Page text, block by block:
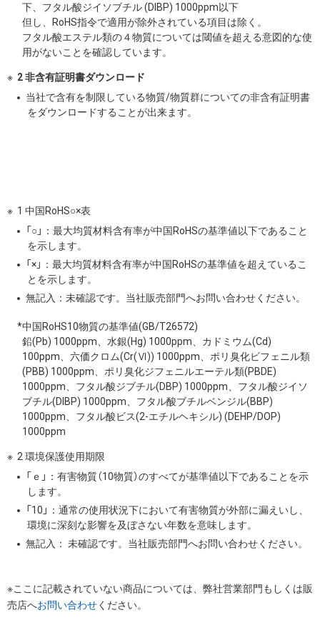
下、フタル酸ジイソブチル (DIBP) 1000ppm以下
但し、RoHS指令で適用が除外されている項目は除く。
フタル酸エステル類の４物質については閾値を超える意図的な使
用がないことを確認しています。
2 非含有証明書ダウンロード
当社で含有を制限している物質/物質群についての非含有証明書
をダウンロードすることが出来ます。
1 中国RoHS○×表
「○」：最大均質材料含有率が中国RoHSの基準値以下であること
を示します。
「×」：最大均質材料含有率が中国RoHSの基準値を超えているこ
とを示します。
無記入：未確認です。当社販売部門へお問い合わせください。
*中国RoHS10物質の基準値(GB/T26572)
鉛(Pb) 1000ppm、水銀(Hg) 1000ppm、カドミウム(Cd)
100ppm、六価クロム(Cr(Ⅵ)) 1000ppm、ポリ臭化ビフェニル類
(PBB) 1000ppm、ポリ臭化ジフェニルエーテル類(PBDE)
1000ppm、フタル酸ジブチル(DBP) 1000ppm、フタル酸ジイソ
ブチル(DIBP) 1000ppm、フタル酸ブチルベンジル(BBP)
1000ppm、フタル酸ビス(2-エチルヘキシル) (DEHP/DOP)
1000ppm
2 環境保護使用期限
「ｅ」：有害物質（10物質）のすべてが基準値以下であることを示
します。
「10」：通常の使用状況下において有害物質が外部に漏えいし、
環境に深刻な影響を及ぼさない年数を意味します。
無記入： 未確認です。当社販売部門へお問い合わせください。
※ここに記載されていない商品については、弊社営業部門もしくは販
売店へお問い合わせください。